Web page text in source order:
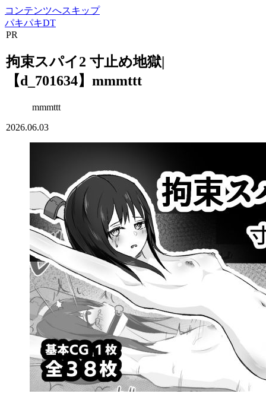
コンテンツへスキップ
パキパキDT
PR
拘束スパイ2 寸止め地獄|
【d_701634】mmmttt
mmmttt
2026.06.03